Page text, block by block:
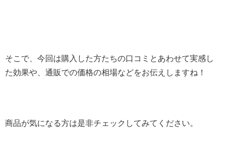
そこで、今回は購入した方たちの口コミとあわせて実感し
た効果や、通販での価格の相場などをお伝えしますね！
商品が気になる方は是非チェックしてみてください。